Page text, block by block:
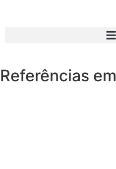
Referências em